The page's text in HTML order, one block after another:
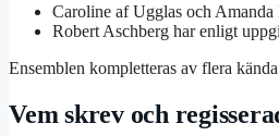
Caroline af Ugglas och
Robert Aschberg har enligt
Ensemblen kompletteras av flera
Vem skrev och